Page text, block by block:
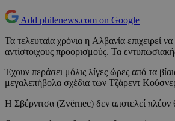
Add philenews.com on Google
Τα τελευταία χρόνια η Αλβανία επιχειρεί
αντίστοιχους προορισμούς. Τα
Έχουν περάσει μόλις λίγες ώρες από τα
μεγαλεπήβολα σχέδια των Τζάρεντ
Η Σβέρνιτσα (Zvërnec) δεν αποτελεί πλέον